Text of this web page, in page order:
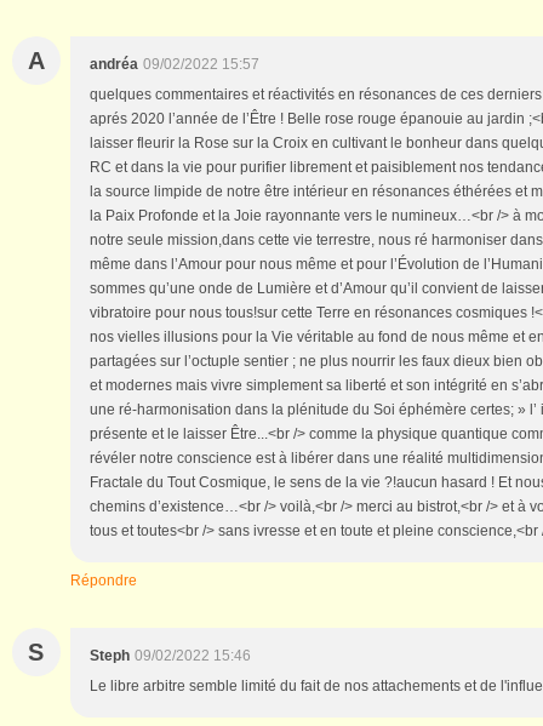
A andréa 09/02/2022 15:57
quelques commentaires et réactivités en résonances de ces
aprés 2020 l’année de l’Être ! Belle rose rouge épanouie au jardin
laisser fleurir la Rose sur la Croix en cultivant le bonheur dans
RC et dans la vie pour purifier librement et paisiblement nos
la source limpide de notre être intérieur en résonances éthérées et
la Paix Profonde et la Joie rayonnante vers le numineux…<br /> à
notre seule mission,dans cette vie terrestre, nous ré harmoniser
même dans l’Amour pour nous même et pour l’Évolution de
sommes qu’une onde de Lumière et d’Amour qu’il convient de
vibratoire pour nous tous!sur cette Terre en résonances cosmiques
nos vielles illusions pour la Vie véritable au fond de nous même et
partagées sur l’octuple sentier ; ne plus nourrir les faux dieux bien
et modernes mais vivre simplement sa liberté et son intégrité en
une ré-harmonisation dans la plénitude du Soi éphémère certes; »
présente et le laisser Être...<br /> comme la physique quantique
révéler notre conscience est à libérer dans une réalité
Fractale du Tout Cosmique, le sens de la vie ?!aucun hasard ! Et
chemins d’existence…<br /> voilà,<br /> merci au bistrot,<br /> et à
tous et toutes<br /> sans ivresse et en toute et pleine conscience,<br
Répondre
S Steph 09/02/2022 15:46
Le libre arbitre semble limité du fait de nos attachements et de